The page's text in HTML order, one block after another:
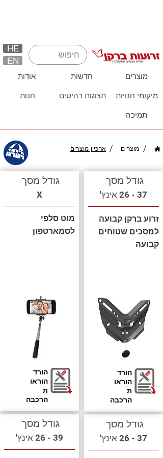
HE
EN
אודות חדשות מוצרים
חנות תצוגות רהיטים מיקומי חנויות
תמיכה
/ מוצרים / ארכיון מוצרים
גודל מסך
X
מוט סלפי
לסמארטפון
הורד
הוראו
ת
הרכבה
גודל מסך
39 - 26 אינץ'
גודל מסך
37 - 26 אינץ'
זרוע ברקן קבועה
למסכים שטוחים
קבועה
הורד
הוראו
ת
הרכבה
גודל מסך
37 - 26 אינץ'